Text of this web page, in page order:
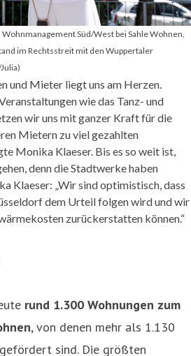
Süd/West bei Sahle Wohnen,
im Rechtsstreit mit den Wuppertaler
und Mieter liegt uns am Herzen.
wie das Tanz- und
wir uns mit ganzer Kraft für die
Mietern zu viel gezahlten
Monika Klaeser. Bis es so weit ist,
denn die Stadtwerke haben
Klaeser: „Wir sind optimistisch, dass
dem Urteil folgen wird und wir
zurückerstatten können.“
rund 1.300 Wohnungen zum
, von denen mehr als 1.130
sind. Die größten